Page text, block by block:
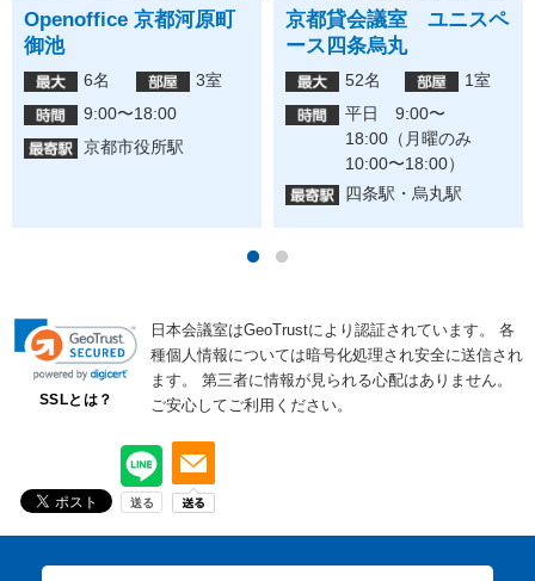
Openoffice 京都河原町
御池
6名
3室
9:00〜18:00
京都市役所駅
京都貸会議室 ユニスペ
ース四条烏丸
52名
1室
平日 9:00〜
18:00（月曜のみ
10:00〜18:00）
四条駅・烏丸駅
SSLとは？
日本会議室はGeoTrustにより認証されています。
各
種個人情報については暗号化処理され安全に送信され
ます。
第三者に情報が見られる心配はありません。
ご安心してご利用ください。